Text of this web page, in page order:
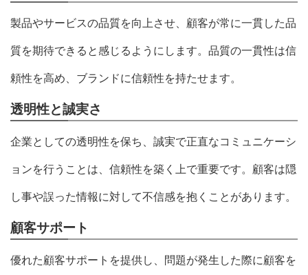
製品やサービスの品質を向上させ、顧客が常に一貫した品
質を期待できると感じるようにします。品質の一貫性は信
頼性を高め、ブランドに信頼性を持たせます。
透明性と誠実さ
企業としての透明性を保ち、誠実で正直なコミュニケーシ
ョンを行うことは、信頼性を築く上で重要です。顧客は隠
し事や誤った情報に対して不信感を抱くことがあります。
顧客サポート
優れた顧客サポートを提供し、問題が発生した際に顧客を